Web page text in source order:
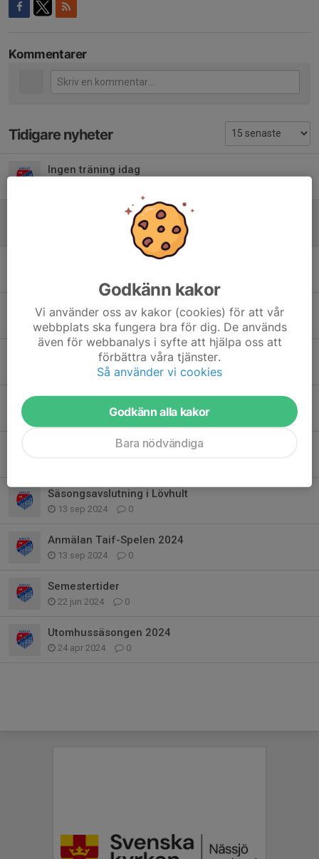
Kommentarer
Tidigare nyheter
Ingen träning idag
0
Välkomna till inomhussäsongen 2025/2026
Höstsäsongen har dragit igång.
18 aug 2025 0
Sommaruppehåll
23 jun 2025 0
0
Sista träningen
Säsongsavslutning i Lövhult
13 sep 2024 0
Anmälan Taif-Spelen 2024
13 sep 2024 0
Semestertider
22 jun 2024 0
Utomhussäsongen 2024
24 apr 2024 0
Godkänn kakor
Vi använder oss av kakor (cookies) för att vår
webbplats ska fungera bra för dig. De används
även för webbanalys i syfte att hjälpa oss att
förbättra våra tjänster.
Så använder vi cookies
Godkänn alla kakor
Bara nödvändiga